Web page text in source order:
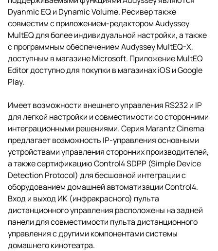
Dyanmic EQ и Dynamic Volume. Ресивер также
совместим с приложением-редактором Audyssey
MultEQ для более индивидуальной настройки, а также
с программным обеспечением Audyssey MultEQ-X,
доступным в магазине Microsoft. Приложение MultEQ
Editor доступно для покупки в магазинах iOS и Google
Play.
Имеет возможности внешнего управления RS232 и IP
для легкой настройки и совместимости со сторонними
интеграционными решениями. Серия Marantz Cinema
предлагает возможность IP-управления основными
устройствами управления сторонних производителей,
а также сертификацию Control4 SDPP (Simple Device
Detection Protocol) для бесшовной интеграции с
оборудованием домашней автоматизации Control4.
Вход и выход ИК (инфракрасного) пульта
дистанционного управления расположены на задней
панели для совместимости пульта дистанционного
управления с другими компонентами системы
домашнего кинотеатра.